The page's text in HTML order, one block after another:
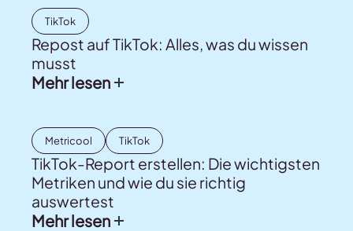
TikTok
Repost auf TikTok: Alles, was du wissen
musst
Mehr lesen
Metricool TikTok
TikTok-Report erstellen: Die wichtigsten
Metriken und wie du sie richtig
auswertest
Mehr lesen